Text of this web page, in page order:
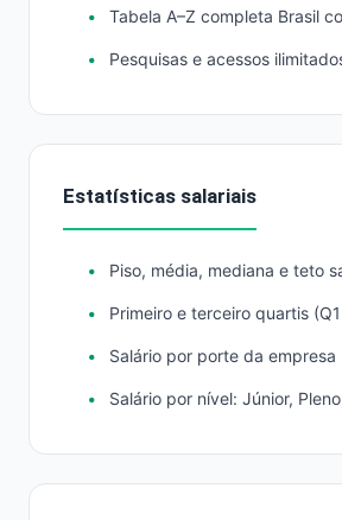
Tabela A–Z completa Brasil
Pesquisas e acessos
Estatísticas salariais
Piso, média, mediana e teto
Primeiro e terceiro quartis
Salário por porte da empresa
Salário por nível: Júnior,